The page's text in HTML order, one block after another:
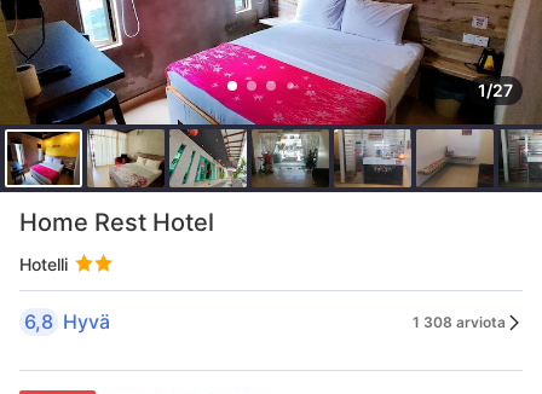
1/27
Home Rest Hotel
Hotelli
6,8 Hyvä 1 308 arviota